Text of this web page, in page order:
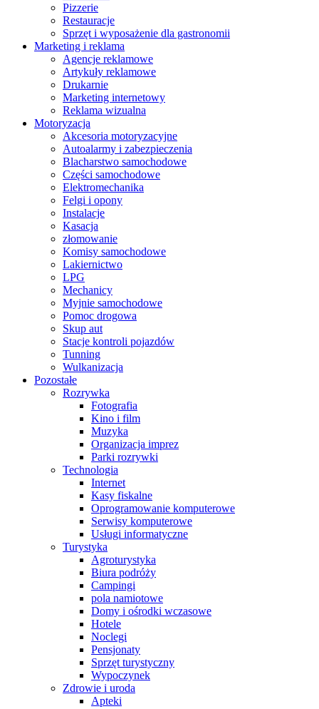
Pizzerie
Restauracje
Sprzęt i wyposażenie dla gastronomii
Marketing i reklama
Agencje reklamowe
Artykuły reklamowe
Drukarnie
Marketing internetowy
Reklama wizualna
Motoryzacja
Akcesoria motoryzacyjne
Autoalarmy i zabezpieczenia
Blacharstwo samochodowe
Części samochodowe
Elektromechanika
Felgi i opony
Instalacje
Kasacja
złomowanie
Komisy samochodowe
Lakiernictwo
LPG
Mechanicy
Myjnie samochodowe
Pomoc drogowa
Skup aut
Stacje kontroli pojazdów
Tunning
Wulkanizacja
Pozostałe
Rozrywka
Fotografia
Kino i film
Muzyka
Organizacja imprez
Parki rozrywki
Technologia
Internet
Kasy fiskalne
Oprogramowanie komputerowe
Serwisy komputerowe
Usługi informatyczne
Turystyka
Agroturystyka
Biura podróży
Campingi
pola namiotowe
Domy i ośrodki wczasowe
Hotele
Noclegi
Pensjonaty
Sprzęt turystyczny
Wypoczynek
Zdrowie i uroda
Apteki